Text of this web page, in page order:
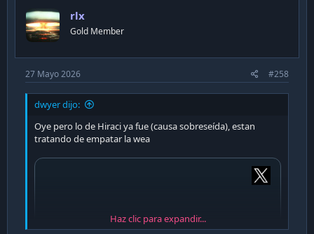
o
n
s
rlx
Gold Member
27 Mayo 2026 #258
dwyer dijo:
Oye pero lo de Hiraci ya fue (causa sobreseída), estan
tratando de empatar la wea
Haz clic para expandir...